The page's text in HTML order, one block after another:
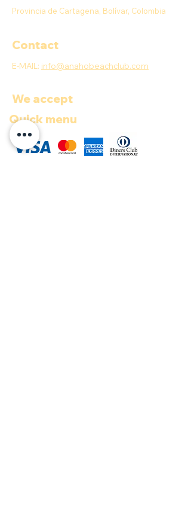
Provincia de Cartagena, Bolívar, Colombia
Contact
E-MAIL: info@anahobeachclub.com
We accept
Quick menu